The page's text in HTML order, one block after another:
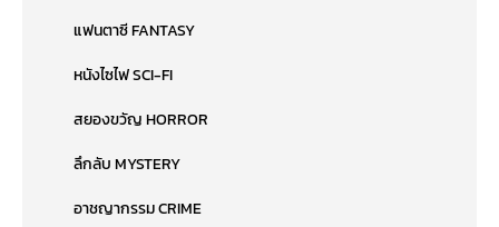
แฟนตาซี FANTASY
หนังไซไฟ SCI-FI
สยองขวัญ HORROR
ลึกลับ MYSTERY
อาชญากรรม CRIME